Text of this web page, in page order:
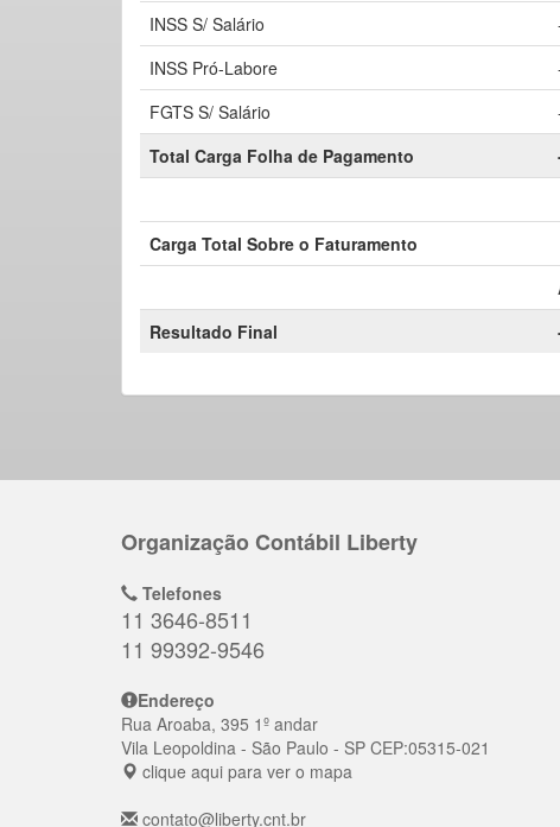
INSS S/ Salário
INSS Pró-Labore
FGTS S/ Salário
Total Carga Folha de Pagamento
Carga Total Sobre o Faturamento
Resultado Final
Organização Contábil Liberty
Telefones
11 3646-8511
11 99392-9546
Endereço
Rua Aroaba, 395 1º andar
Vila Leopoldina - São Paulo - SP CEP:05315-021
clique aqui para ver o mapa
contato@liberty.cnt.br